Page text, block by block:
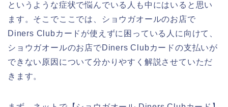
というような症状で悩んでいる人も中にはいると思い
ます。そこでここでは、ショウガオールのお店で
Diners Clubカードが使えずに困っている人に向けて、
ショウガオールのお店でDiners Clubカードの支払いが
できない原因について分かりやすく解説させていただ
きます。